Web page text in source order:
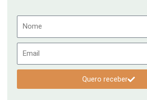
Quero receber